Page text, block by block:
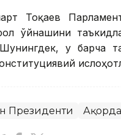
Тоқаев
ўйнашини
у барча
Президенти Ақорда